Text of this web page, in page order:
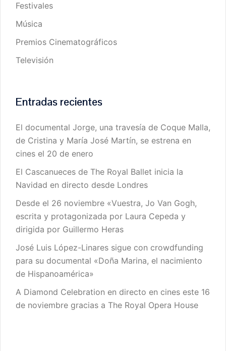
Festivales
Música
Premios Cinematográficos
Televisión
Entradas recientes
El documental Jorge, una travesía de Coque Malla,
de Cristina y María José Martín, se estrena en
cines el 20 de enero
El Cascanueces de The Royal Ballet inicia la
Navidad en directo desde Londres
Desde el 26 noviembre «Vuestra, Jo Van Gogh,
escrita y protagonizada por Laura Cepeda y
dirigida por Guillermo Heras
José Luis López-Linares sigue con crowdfunding
para su documental «Doña Marina, el nacimiento
de Hispanoamérica»
A Diamond Celebration en directo en cines este 16
de noviembre gracias a The Royal Opera House